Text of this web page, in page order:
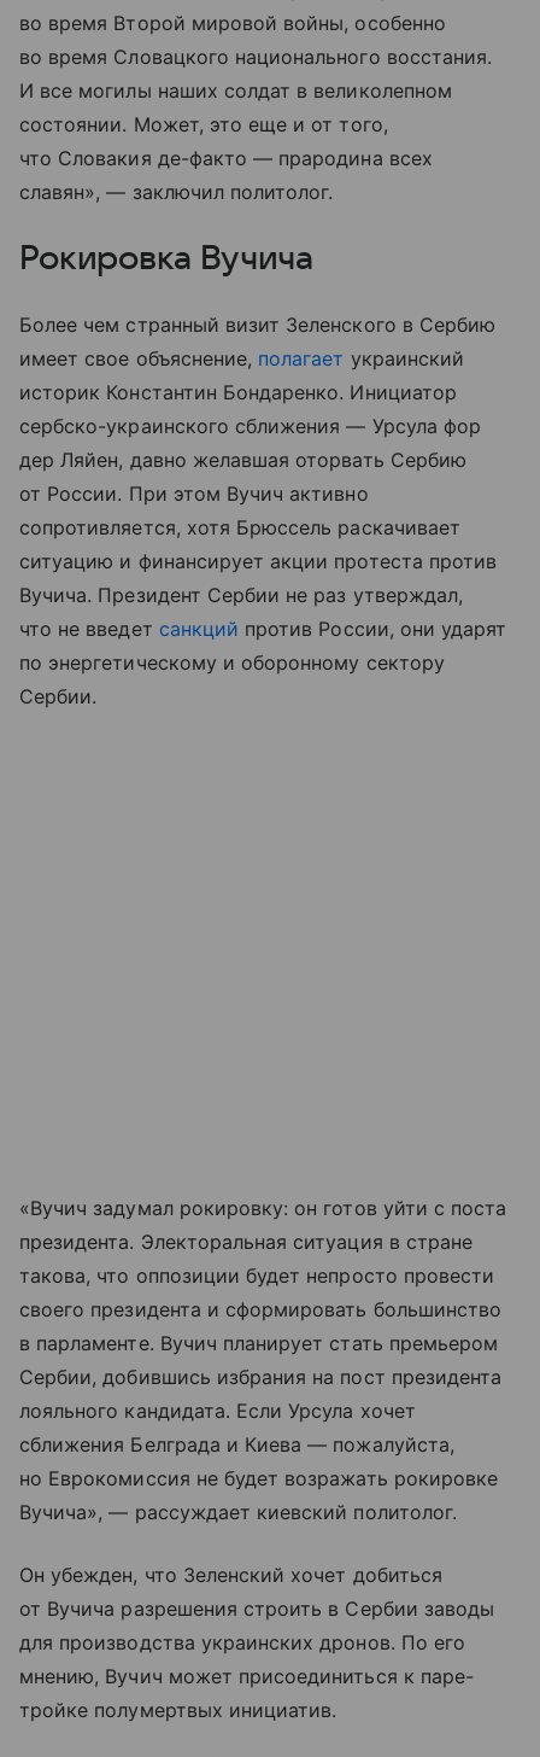
во время Второй мировой войны, особенно
во время Словацкого национального восстания.
И все могилы наших солдат в великолепном
состоянии. Может, это еще и от того,
что Словакия де-факто — прародина всех
славян», — заключил политолог.
Рокировка Вучича
Более чем странный визит Зеленского в Сербию
имеет свое объяснение, полагает украинский
историк Константин Бондаренко. Инициатор
сербско-украинского сближения — Урсула фор
дер Ляйен, давно желавшая оторвать Сербию
от России. При этом Вучич активно
сопротивляется, хотя Брюссель раскачивает
ситуацию и финансирует акции протеста против
Вучича. Президент Сербии не раз утверждал,
что не введет санкций против России, они ударят
по энергетическому и оборонному сектору
Сербии.
«Вучич задумал рокировку: он готов уйти с поста
президента. Электоральная ситуация в стране
такова, что оппозиции будет непросто провести
своего президента и сформировать большинство
в парламенте. Вучич планирует стать премьером
Сербии, добившись избрания на пост президента
лояльного кандидата. Если Урсула хочет
сближения Белграда и Киева — пожалуйста,
но Еврокомиссия не будет возражать рокировке
Вучича», — рассуждает киевский политолог.
Он убежден, что Зеленский хочет добиться
от Вучича разрешения строить в Сербии заводы
для производства украинских дронов. По его
мнению, Вучич может присоединиться к паре-
тройке полумертвых инициатив.